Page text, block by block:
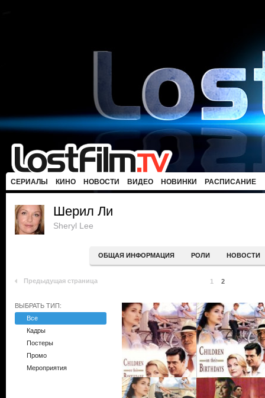
СЕРИАЛЫ КИНО НОВОСТИ ВИДЕО НОВИНКИ РАСПИСАНИЕ
Шерил Ли
Sheryl Lee
ОБЩАЯ ИНФОРМАЦИЯ РОЛИ НОВОСТИ
Предыдущая страница 1 2
ВЫБРАТЬ ТИП:
Все
Кадры
Постеры
Промо
Мероприятия